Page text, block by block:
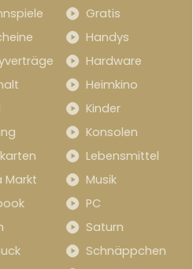
Gratis
Handys
Hardware
Heimkino
Kinder
Konsolen
Lebensmittel
Markt
Musik
PC
Saturn
Schnäppchen